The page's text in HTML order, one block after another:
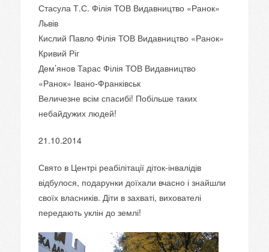
Стасула Т.С. Філія ТОВ Видавництво «Ранок»
Львів
Кислий Павло Філія ТОВ Видавництво «Ранок»
Кривий Ріг
Дем’янов Тарас Філія ТОВ Видавництво
«Ранок» Івано-Франківськ
Величезне всім спасибі! Побільше таких
небайдужих людей!
21.10.2014
Свято в Центрі реабілітації діток-інвалідів
відбулося, подарунки доїхали вчасно і знайшли
своїх власників. Діти в захваті, вихователі
передають уклін до землі!